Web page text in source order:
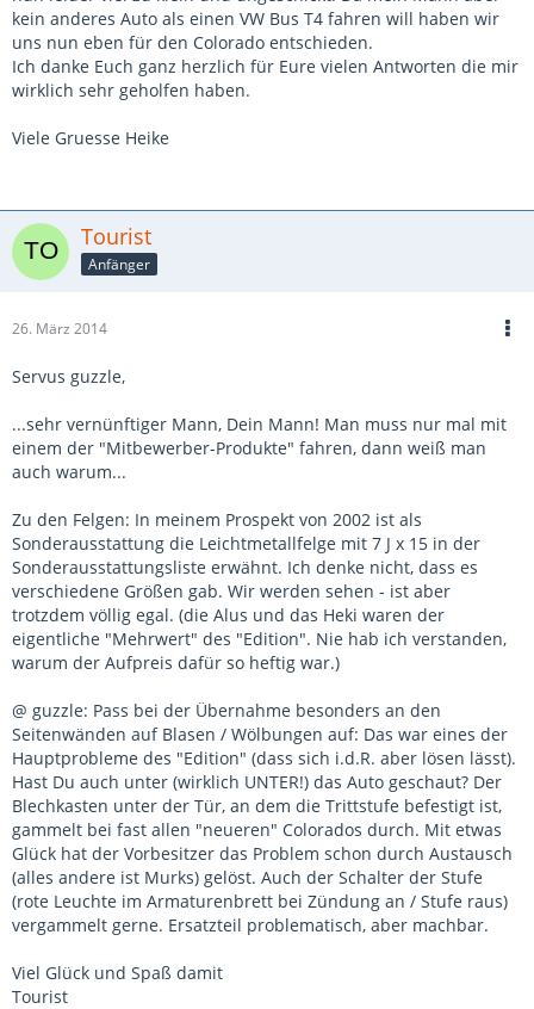
kein anderes Auto als einen VW Bus T4 fahren will haben wir
uns nun eben für den Colorado entschieden.
Ich danke Euch ganz herzlich für Eure vielen Antworten die mir
wirklich sehr geholfen haben.
Viele Gruesse Heike
Tourist
Anfänger
26. März 2014
Servus guzzle,
...sehr vernünftiger Mann, Dein Mann! Man muss nur mal mit
einem der "Mitbewerber-Produkte" fahren, dann weiß man
auch warum...
Zu den Felgen: In meinem Prospekt von 2002 ist als
Sonderausstattung die Leichtmetallfelge mit 7 J x 15 in der
Sonderausstattungsliste erwähnt. Ich denke nicht, dass es
verschiedene Größen gab. Wir werden sehen - ist aber
trotzdem völlig egal. (die Alus und das Heki waren der
eigentliche "Mehrwert" des "Edition". Nie hab ich verstanden,
warum der Aufpreis dafür so heftig war.)
@ guzzle: Pass bei der Übernahme besonders an den
Seitenwänden auf Blasen / Wölbungen auf: Das war eines der
Hauptprobleme des "Edition" (dass sich i.d.R. aber lösen lässt).
Hast Du auch unter (wirklich UNTER!) das Auto geschaut? Der
Blechkasten unter der Tür, an dem die Trittstufe befestigt ist,
gammelt bei fast allen "neueren" Colorados durch. Mit etwas
Glück hat der Vorbesitzer das Problem schon durch Austausch
(alles andere ist Murks) gelöst. Auch der Schalter der Stufe
(rote Leuchte im Armaturenbrett bei Zündung an / Stufe raus)
vergammelt gerne. Ersatzteil problematisch, aber machbar.
Viel Glück und Spaß damit
Tourist